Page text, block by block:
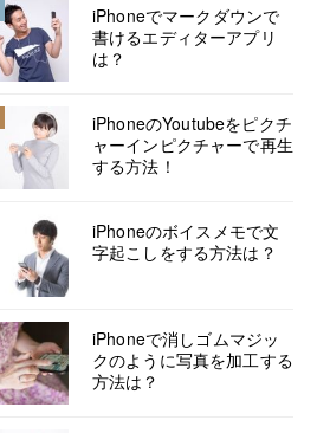
iPhoneでマークダウンで
書けるエディターアプリ
は？
iPhoneのYoutubeをピクチ
ャーインピクチャーで再生
する方法！
iPhoneのボイスメモで文
字起こしをする方法は？
iPhoneで消しゴムマジッ
クのように写真を加工する
方法は？